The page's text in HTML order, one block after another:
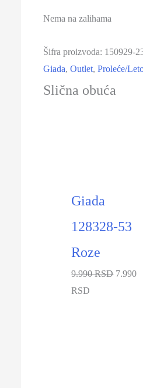
Nema na zalihama
Šifra proizvoda: 150929-
Giada,Outlet,Proleće/
Slična obuća
Giada
128328-53
Roze
9.990 RSD 7.990
RSD